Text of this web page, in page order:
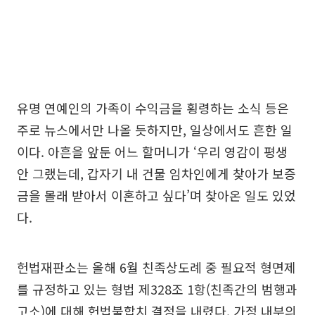
유명 연예인의 가족이 수익금을 횡령하는 소식 등은
주로 뉴스에서만 나올 듯하지만, 일상에서도 흔한 일
이다. 아흔을 앞둔 어느 할머니가 ‘우리 영감이 평생
안 그랬는데, 갑자기 내 건물 임차인에게 찾아가 보증
금을 몰래 받아서 이혼하고 싶다’며 찾아온 일도 있었
다.
헌법재판소는 올해 6월 친족상도례 중 필요적 형면제
를 규정하고 있는 형법 제328조 1항(친족간의 범행과
고소)에 대해 헌법불합치 결정을 내렸다. 가정 내부의